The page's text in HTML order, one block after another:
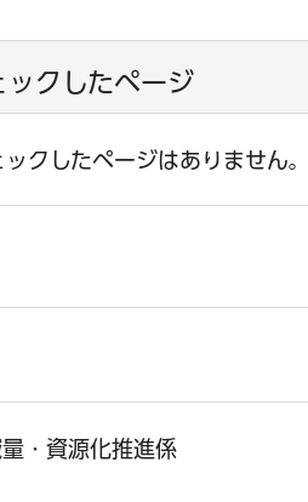
ックしたページ
ックしたページはありません。
・資源化推進係